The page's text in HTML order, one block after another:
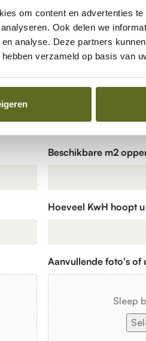
om content en advertenties
Ook delen we
analyse. Deze partners
verzameld op basis van
Beschikbare m2
Hoeveel KwH hoopt
Aanvullende foto's of
Sleep